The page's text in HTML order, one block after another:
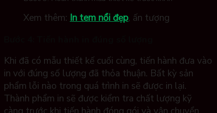
Xem thêm: In tem nổi đẹp, ấn tượng
Khi đã có mẫu thiết kế cuối cùng, tiến hành đưa vào
in với đúng số lượng đã thỏa thuận. Bất kỳ sản
phẩm lỗi nào trong quá trình in sẽ được in lại.
Thành phẩm in sẽ được kiểm tra chất lượng kỹ